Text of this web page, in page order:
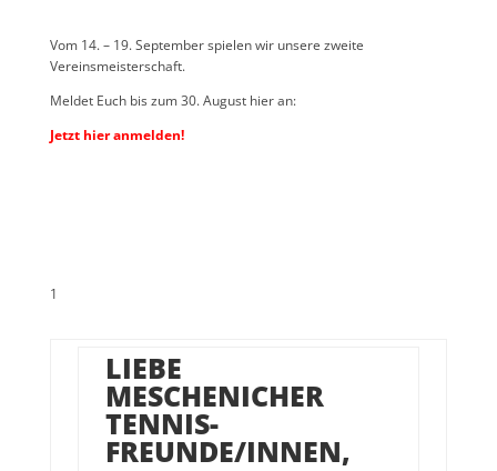
Vom 14. – 19. September spielen wir unsere zweite
Vereinsmeisterschaft.
Meldet Euch bis zum 30. August hier an:
Jetzt hier anmelden!
1
LIEBE
MESCHENICHER
TENNIS-
FREUNDE/INNEN,